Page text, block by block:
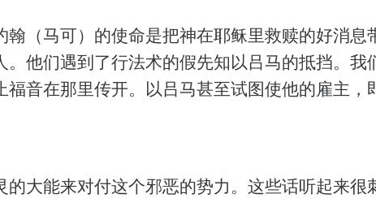
翰（马可）的使命是把神在耶稣里救赎的好消息
他们遇到了行法术的假先知以吕马的抵挡。我
福音在那里传开。以吕马甚至试图使他的雇主，
大能来对付这个邪恶的势力。这些话听起来很